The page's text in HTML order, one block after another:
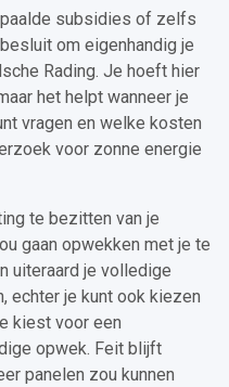
subsidies of zelfs
om eigenhandig je
Rading. Je hoeft hier
het helpt wanneer je
vragen en welke kosten
voor zonne energie
te bezitten van je
gaan opwekken met je te
uiteraard je volledige
echter je kunt ook kiezen
kiest voor een
opwek. Feit blijft
panelen zou kunnen